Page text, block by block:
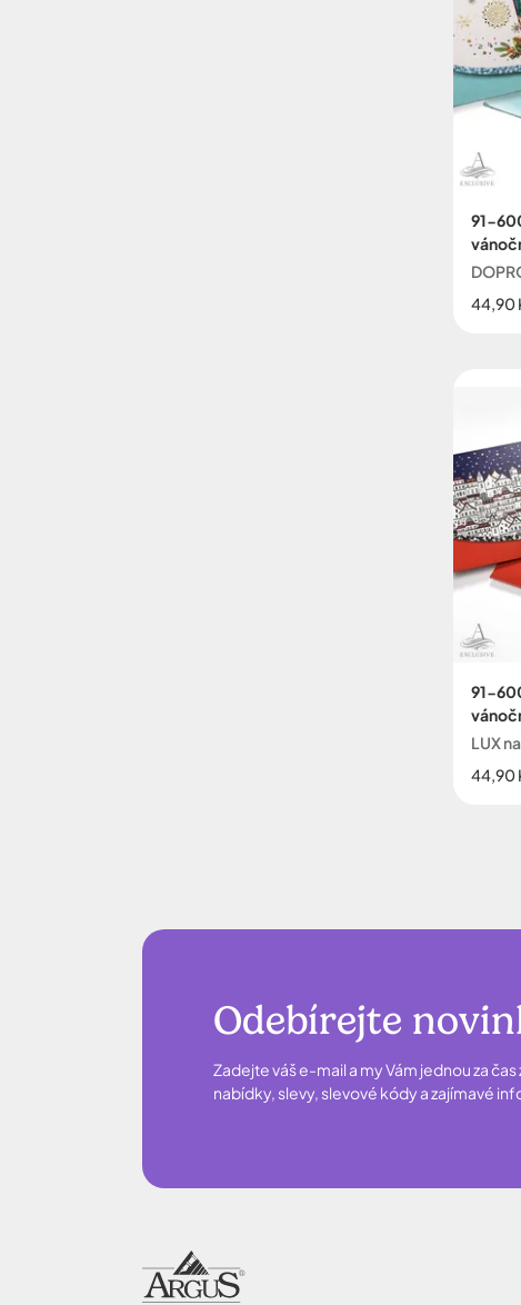
91-
44,90
91-
LUX
44,90
Odebírejte
Zadejte váš e-mail a my Vám jednou za
nabídky, slevy, slevové kódy a zajímavé